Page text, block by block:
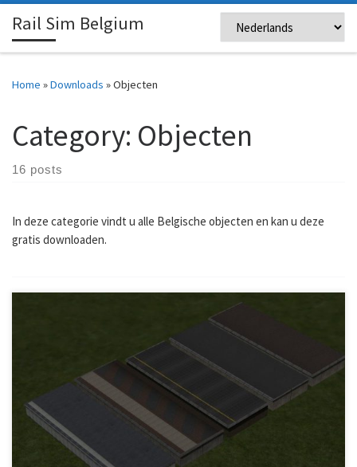
Skip to content
Rail Sim Belgium
Home »Downloads »Objecten
Category: Objecten
16 posts
In deze categorie vindt u alle Belgische objecten en kan u deze
gratis downloaden.
In dit pakket zijn 7 NMBS-platforms, waaronder een onzichtbaar
platform. De platforms zijn 4 meter breed. Voor meer informatie,
lees de handleiding.